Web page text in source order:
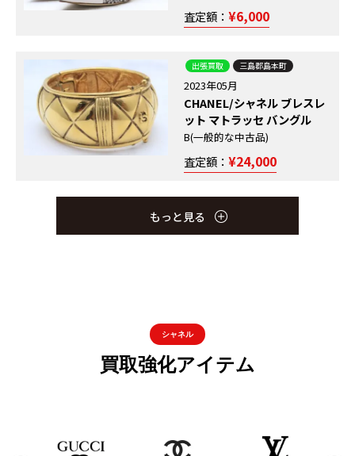
査定額： ¥6,000
出張買取 三島郡島本町
2023年05月
CHANEL/シャネル ブレスレ
ット マトラッセ バングル
B(一般的な中古品)
査定額： ¥24,000
出張買取 泉南市
2023年04月
CHANEL/シャネル カメ
ール
B(一般的な中古品)
出張買取 枚方市
2023年03月
CHANEL/シャネル バッ
ュール
B(一般的な中古品)
出張買取 岸和田市
2022年09月
CHANEL シャネル ◇
時計 1987
B(一般的な中古品)
もっと見る
シャネル
買取強化アイテム